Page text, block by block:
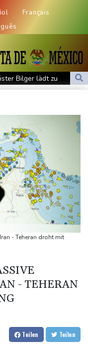
Français
Bilger lädt zu
auf Verdi-
müssen 53
"uneingeschränkt" hinter
sich für eine Frau aus
von SpaceX-Rakete auf
fordert
- Teheran droht mit
- TEHERAN
Teilen Teilen